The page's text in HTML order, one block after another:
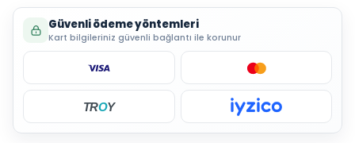
Güvenli ödeme yöntemleri
Kart bilgileriniz güvenli bağlantı ile korunur
TROY